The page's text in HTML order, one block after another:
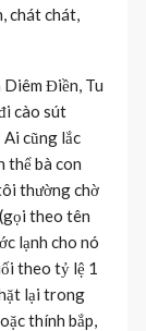
chát chát,
Diêm Điền, Tu
cào sút
Ai cũng lắc
thể bà con
thường chờ
theo tên
lạnh cho nó
theo tỷ lệ 1
lại trong
thính bắp,